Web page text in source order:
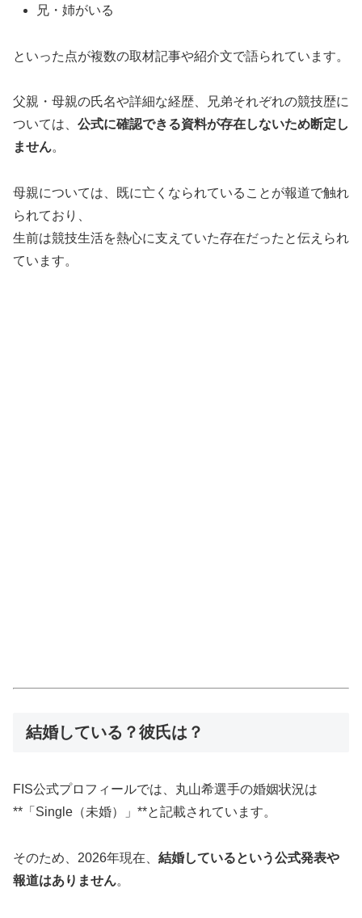
兄・姉がいる
といった点が複数の取材記事や紹介文で語られています。
父親・母親の氏名や詳細な経歴、兄弟それぞれの競技歴に
ついては、 公式に確認できる資料が存在しないため断定し
ません。
母親については、既に亡くなられていることが報道で触れ
られており、
生前は競技生活を熱心に支えていた存在だったと伝えられ
ています。
結婚している？彼氏は？
FIS公式プロフィールでは、丸山希選手の婚姻状況は
**「Single（未婚）」**と記載されています。
そのため、2026年現在、 結婚しているという公式発表や
報道はありません。